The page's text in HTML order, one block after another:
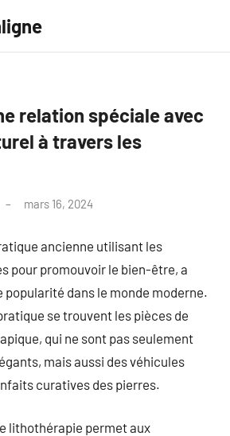
relation spéciale avec
à travers les
mars 16, 2024
ancienne utilisant les
pour promouvoir le bien-être, a
popularité dans le monde moderne.
se trouvent les pièces de
qui ne sont pas seulement
mais aussi des véhicules
curatives des pierres.
lithothérapie permet aux